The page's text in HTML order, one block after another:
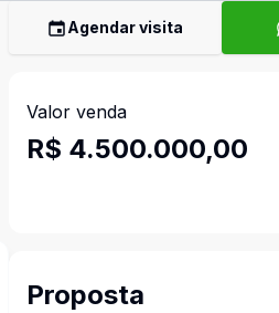
Agendar visita
Valor venda
R$ 4.500.000,00
Proposta